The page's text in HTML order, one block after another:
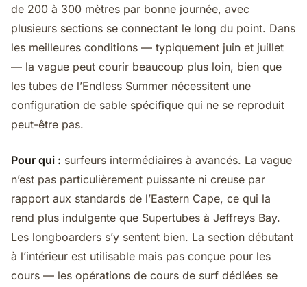
de 200 à 300 mètres par bonne journée, avec
plusieurs sections se connectant le long du point. Dans
les meilleures conditions — typiquement juin et juillet
— la vague peut courir beaucoup plus loin, bien que
les tubes de l’Endless Summer nécessitent une
configuration de sable spécifique qui ne se reproduit
peut-être pas.
Pour qui : surfeurs intermédiaires à avancés. La vague
n’est pas particulièrement puissante ni creuse par
rapport aux standards de l’Eastern Cape, ce qui la
rend plus indulgente que Supertubes à Jeffreys Bay.
Les longboarders s’y sentent bien. La section débutant
à l’intérieur est utilisable mais pas conçue pour les
cours — les opérations de cours de surf dédiées se